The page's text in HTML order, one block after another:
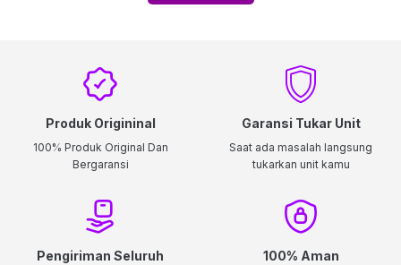
Produk Origininal
100% Produk Original Dan
Bergaransi
Garansi Tukar Unit
Saat ada masalah langsung
tukarkan unit kamu
Pengiriman Seluruh
100% Aman